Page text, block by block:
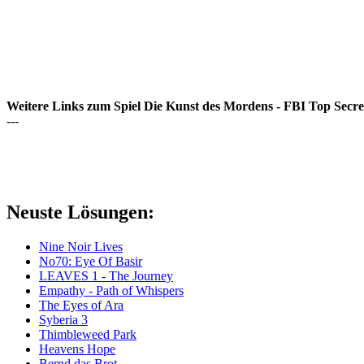
Weitere Links zum Spiel Die Kunst des Mordens - FBI Top
---
Neuste Lösungen:
Nine Noir Lives
No70: Eye Of Basir
LEAVES 1 - The Journey
Empathy - Path of Whispers
The Eyes of Ara
Syberia 3
Thimbleweed Park
Heavens Hope